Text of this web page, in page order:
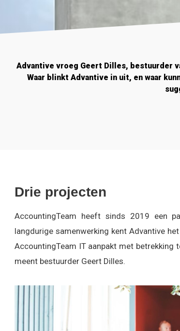
Advantive vroeg Geert Dilles, bestuurder
Waar blinkt Advantive in uit, en waar
Drie projecten
AccountingTeam heeft sinds 2019 een
langdurige samenwerking kent Advantive
AccountingTeam IT aanpakt met
meent bestuurder Geert Dilles.